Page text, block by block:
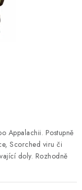
Appalachii. Postupně
Scorched viru či
doly. Rozhodně